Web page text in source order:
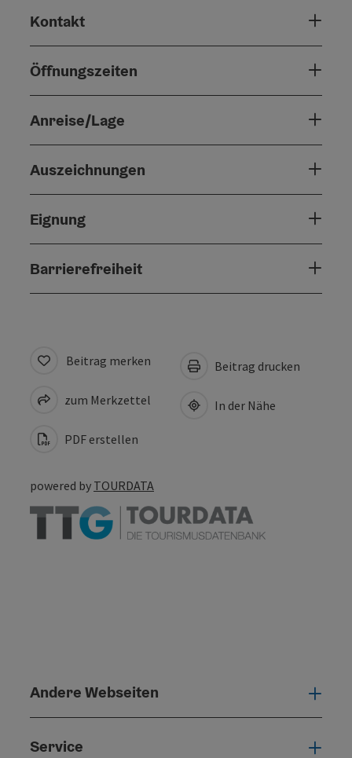
Kontakt
Öffnungszeiten
Anreise/Lage
Auszeichnungen
Eignung
Barrierefreiheit
Beitrag merken
zum Merkzettel
PDF erstellen
Beitrag drucken
In der Nähe
powered by TOURDATA
Andere Webseiten
Service